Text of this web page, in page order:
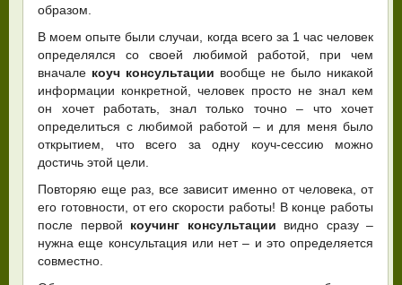
образом.
В моем опыте были случаи, когда всего за 1 час человек
определялся со своей любимой работой, при чем
вначале коуч консультации вообще не было никакой
информации конкретной, человек просто не знал кем
он хочет работать, знал только точно – что хочет
определиться с любимой работой – и для меня было
открытием, что всего за одну коуч-сессию можно
достичь этой цели.
Повторяю еще раз, все зависит именно от человека, от
его готовности, от его скорости работы! В конце работы
после первой коучинг консультации видно сразу –
нужна еще консультация или нет – и это определяется
совместно.